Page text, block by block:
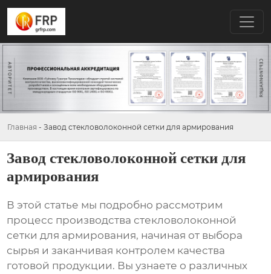
Главная - Завод стекловолоконной сетки для армирования
Завод стекловолоконной сетки для
армирования
В этой статье мы подробно рассмотрим
процесс производства стекловолоконной
сетки для армирования, начиная от выбора
сырья и заканчивая контролем качества
готовой продукции. Вы узнаете о различных